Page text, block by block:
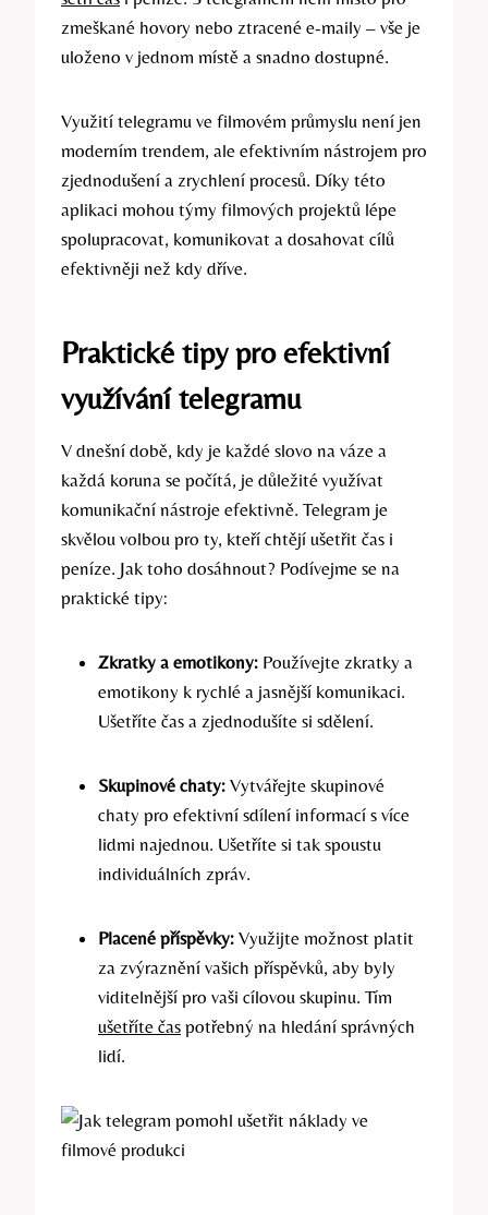
zmeškané hovory nebo ztracené e-maily – vše je
uloženo v jednom místě a snadno dostupné.
Využití telegramu ve filmovém průmyslu není jen
moderním trendem, ale efektivním nástrojem pro
zjednodušení a zrychlení procesů. Díky této
aplikaci mohou týmy filmových projektů lépe
spolupracovat, komunikovat a dosahovat cílů
efektivněji než kdy dříve.
Praktické tipy pro efektivní
využívání telegramu
V dnešní době, kdy je každé slovo na váze a
každá koruna se počítá, je důležité využívat
komunikační nástroje efektivně. Telegram je
skvělou volbou pro ty, kteří chtějí ušetřit čas i
peníze. Jak toho dosáhnout? Podívejme se na
praktické tipy:
Zkratky a emotikony: Používejte zkratky a
emotikony k rychlé a jasnější komunikaci.
Ušetříte čas a zjednodušíte si sdělení.
Skupinové chaty: Vytvářejte skupinové
chaty pro efektivní sdílení informací s více
lidmi najednou. Ušetříte si tak spoustu
individuálních zpráv.
Placené příspěvky: Využijte možnost platit
za zvýraznění vašich příspěvků, aby byly
viditelnější pro vaši cílovou skupinu. Tím
ušetříte čas potřebný na hledání správných
lidí.